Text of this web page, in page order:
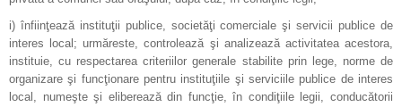
i) înfiinţează instituţii publice, societăţi comerciale şi servicii publice de
interes local; urmăreste, controlează şi analizează activitatea acestora,
instituie, cu respectarea criteriilor generale stabilite prin lege, norme de
organizare şi funcţionare pentru instituţiile şi serviciile publice de interes
local, numeşte şi eliberează din funcţie, în condiţiile legii, conducătorii